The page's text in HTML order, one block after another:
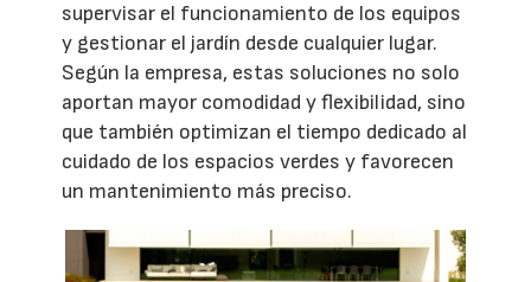
supervisar el funcionamiento de los equipos
y gestionar el jardín desde cualquier lugar.
Según la empresa, estas soluciones no solo
aportan mayor comodidad y flexibilidad, sino
que también optimizan el tiempo dedicado al
cuidado de los espacios verdes y favorecen
un mantenimiento más preciso.